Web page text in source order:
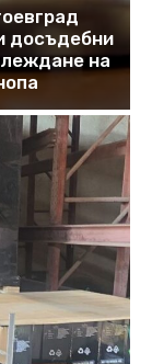
досъдебни
на